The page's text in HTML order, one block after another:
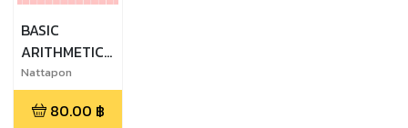
BASIC
ARITHMETIC
(English
Version)
Nattapon
Chotsisuparat
80.00 ฿